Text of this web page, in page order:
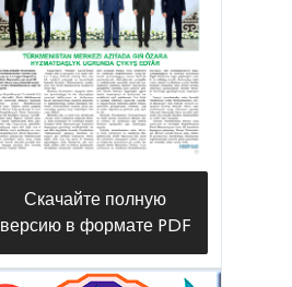
Скачайте полную
версию в формате PDF